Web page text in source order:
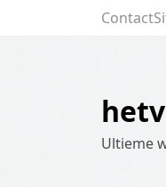
Contact
Ultieme